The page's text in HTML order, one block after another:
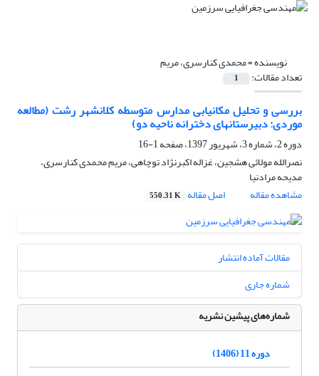
نویسنده =محمدی کنارسری، مریم
تعداد مقالات: 1
بررسی و تحلیل مکان‏یابی مدارس متوسطه کلانشهر رشت (مطالعه
موردی: دبیرستان‎های دخترانه ناحیه دو)
دوره 2، شماره 3، شهریور 1397، صفحه
1-16
نصرالله مولائی هشجین، غزاله اکبرنژاد توچاهی، مریم محمدی کنارسری،
مدیحه مرادنیا
مشاهده مقاله
اصل مقاله 550.31 K
مقالات آماده انتشار
شماره جاری
شماره‌های پیشین نشریه
دوره 11 (1406)